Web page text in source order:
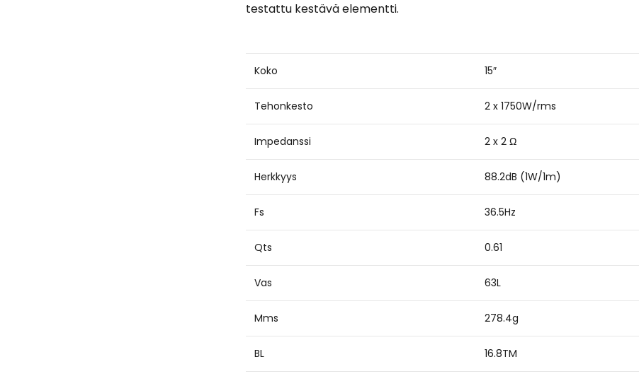
testattu kestävä elementti.
Koko 15″
Tehonkesto 2 x 1750W/rms
Impedanssi 2 x 2 Ω
Herkkyys 88.2dB (1W/1m)
Fs 36.5Hz
Qts 0.61
Vas 63L
Mms 278.4g
BL 16.8TM